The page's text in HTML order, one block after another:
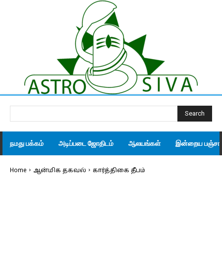
Search
நமது பக்கம் அடிப்படை ஜோதிடம் ஆலயங்கள் இன்றைய
Home ஆன்மிக தகவல் கார்த்திகை தீபம்